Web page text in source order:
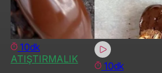
10dk
ATIŞTIRMALIK
10dk